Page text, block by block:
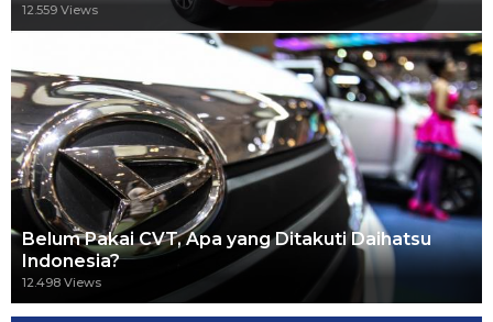
12.559 Views
Belum Pakai CVT, Apa yang Ditakuti Daihatsu
Indonesia?
12.498 Views